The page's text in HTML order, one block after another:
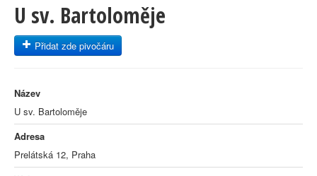
U sv. Bartoloměje
Přidat zde pivočáru
Název
U sv. Bartoloměje
Adresa
Prelátská 12, Praha